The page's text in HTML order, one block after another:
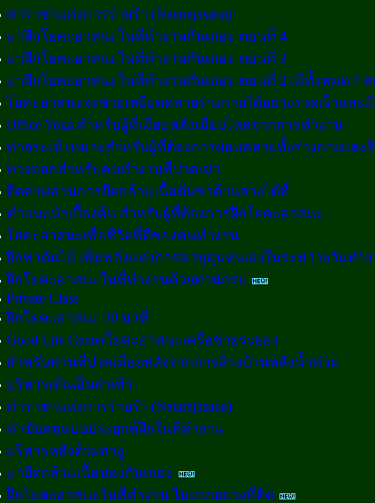
ท่าราชาแห่งการร่ายรำ (Natarajasana)
มาฝึกโยคะอาสนะในที่ทำงานกันเถอะ ตอนที่ 4
มาฝึกโยคะอาสนะในที่ทำงานกันเถอะ ตอนที่ 3
มาฝึกโยคะอาสนะในที่ทำงานกันเถอะ ตอนที่ 2 (มีทั้งหมด 7
โยคะอาสนะจะช่วยเหยียดคลายร่างกายได้อย่างรวดเร็วแล
Office Yoga สำหรับผู้ที่เมื่อยหลังเมื่อยไหล่จากการทำงาน
ท่าจระเข้ เหมาะสำหรับผู้ที่ต้องการผ่อนคลายทั้งร่างกายและ
ทางออกสำหรับคนทำงานที่ปวดเข่า
ติดตามอ่านการยืดกล้ามเนื้อต้นขาด้านล่างได้ที่
คำแนะนำเบื้องต้น สำหรับผู้ที่ต้องการฝึกโยคะอาสนะ
โยคะอาสนะเพื่อชีวิตที่ดีของคนทำงาน
ฝึกท่าต้นไม้ เพิ่มพลังแห่งการควบุคุมตนเองในระหว่างวันทำ
ฝีกโยคะอาสนะในที่ทำงานด้วยท่านักรบ
Private Class
ฝึกโยคะอาสนะ 30 นาที
Good Life Centerโยคะอาสนะเครือข่ายระยอง
สำหรับท่านที่ปวดเมื่อยหลังจากการล้างบ้านหลังน้ำท่วม
บริหารเส้นเอ็นฝ่าเท้า
ท่าราชาแห่งการร่ายรำ (Natarajasana)
ท่าขับลมแบบประยุกต์ฝึกในที่ทำงาน
บริหารหลังด้วยท่างู
มายืดกล้ามเนื้อน่องกันเถอะ
ฝึกโยคะอาสนะในที่ทำงาน ไม่ยากอย่างที่คิด